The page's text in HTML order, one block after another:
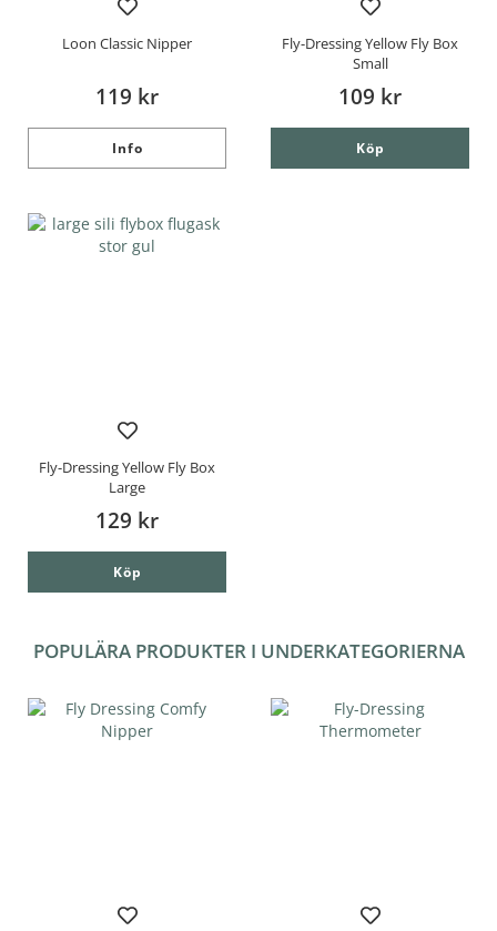
Loon Classic Nipper
119 kr
Info
Fly-Dressing Yellow Fly Box
Small
109 kr
Köp
Fly-Dressing Yellow Fly Box
Large
129 kr
Köp
POPULÄRA PRODUKTER I UNDERKATEGORIERNA